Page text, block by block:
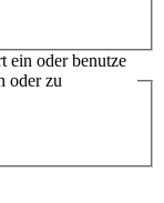
ein oder benutze
oder zu